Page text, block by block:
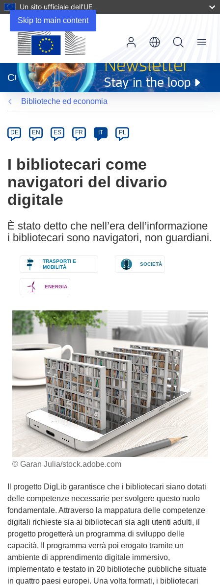
Skip to main content
Un sito ufficiale dell’UE
apre
in
una
nuova
finestra)
CORDIS
Menu
Biblioteche ed economia
Category
Article
available
following
languages:
DE EN ES FR IT PL
I bibliotecari come
navigatori del divario
digitale
È stato detto che nell’era dell’informazione
i bibliotecari sono navigatori, non guardiani.
TRASPORTI E
MOBILITÀ
SOCIETÀ
ENERGIA
© Garan Julia/stock.adobe.com
Il progetto DigLib garantisce che i bibliotecari siano dotati
delle competenze necessarie per svolgere questo ruolo
fondamentale. Attraverso la mappatura delle competenze
digitali richieste sia ai bibliotecari sia agli utenti adulti, il
progetto progetterà un programma di sviluppo delle
capacità. Il programma verrà poi erogato tramite un
ambiente di apprendimento digitale immersivo,
implementato e testato in 20 biblioteche pubbliche situate
in quattro paesi europei. Una volta formati, i bibliotecari